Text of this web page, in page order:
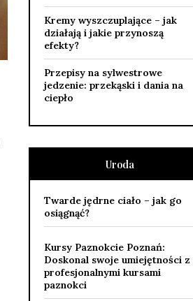
Kremy wyszczuplające – jak
działają i jakie przynoszą
efekty?
Przepisy na sylwestrowe
jedzenie: przekąski i dania na
ciepło
Uroda
Twarde jędrne ciało – jak go
osiągnąć?
Kursy Paznokcie Poznań:
Doskonal swoje umiejętności z
profesjonalnymi kursami
paznokci